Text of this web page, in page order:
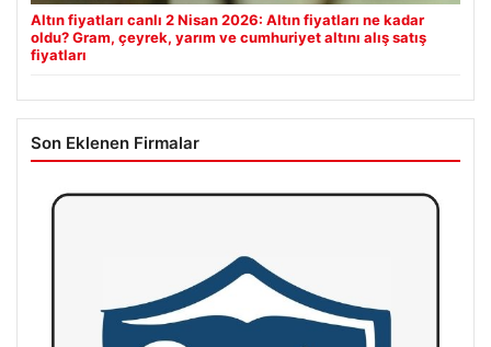
Altın fiyatları canlı 2 Nisan 2026: Altın fiyatları ne kadar
oldu? Gram, çeyrek, yarım ve cumhuriyet altını alış satış
fiyatları
Son Eklenen Firmalar